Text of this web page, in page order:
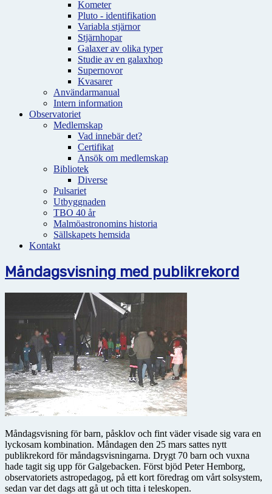
Kometer
Pluto - identifikation
Variabla stjärnor
Stjärnhopar
Galaxer av olika typer
Studie av en galaxhop
Supernovor
Kvasarer
Användarmanual
Intern information
Observatoriet
Medlemskap
Vad innebär det?
Certifikat
Ansök om medlemskap
Bibliotek
Diverse
Pulsariet
Utbyggnaden
TBO 40 år
Malmöastronomins historia
Sällskapets hemsida
Kontakt
Måndagsvisning med publikrekord
Måndagsvisning för barn, påsklov och fint väder visade sig vara en
lyckosam kombination. Måndagen den 25 mars sattes nytt
publikrekord för måndagsvisningarna. Drygt 70 barn och vuxna
hade tagit sig upp för Galgebacken. Först bjöd Peter Hemborg,
observatoriets astropedagog, på ett kort föredrag om vårt solsystem,
sedan var det dags att gå ut och titta i teleskopen.